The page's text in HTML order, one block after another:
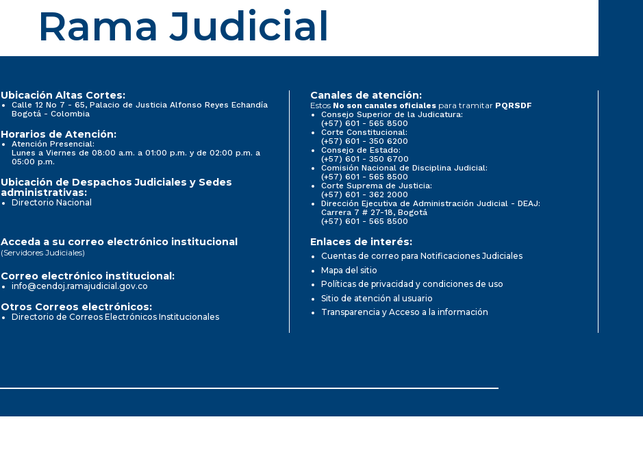
Rama Judicial
Ubicación Altas Cortes:
Calle 12 No 7 - 65, Palacio de Justicia Alfonso Reyes Echandía
Bogotá - Colombia
Horarios de Atención:
Atención Presencial:
Lunes a Viernes de 08:00 a.m. a 01:00 p.m. y de 02:00 p.m. a
05:00 p.m.
Ubicación de Despachos Judiciales y Sedes
administrativas:
Directorio Nacional
Canales de atención:
Estos No son canales oficiales para tramitar PQRSDF
Consejo Superior de la Judicatura:
(+57) 601 - 565 8500
Corte Constitucional:
(+57) 601 - 350 6200
Consejo de Estado:
(+57) 601 - 350 6700
Comisión Nacional de Disciplina Judicial:
(+57) 601 - 565 8500
Corte Suprema de Justicia:
(+57) 601 - 362 2000
Dirección Ejecutiva de Administración Judicial - DEAJ:
Carrera 7 # 27-18, Bogotá
(+57) 601 - 565 8500
Acceda a su correo electrónico institucional
(Servidores Judiciales)
Correo electrónico institucional:
info@cendoj.ramajudicial.gov.co
Otros Correos electrónicos:
Directorio de Correos Electrónicos Institucionales
Enlaces de interés:
Cuentas de correo para Notificaciones Judiciales
Mapa del sitio
Políticas de privacidad y condiciones de uso
Sitio de atención al usuario
Transparencia y Acceso a la información